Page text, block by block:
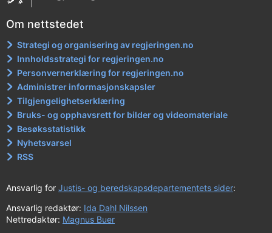
Om nettstedet
Strategi og organisering av regjeringen.no
Innholdsstrategi for regjeringen.no
Personvernerklæring for regjeringen.no
Administrer informasjonskapsler
Tilgjengelighetserklæring
Bruks- og opphavsrett for bilder og videomateriale
Besøksstatistikk
Nyhetsvarsel
RSS
Ansvarlig for Justis- og beredskapsdepartementets sider:
Ansvarlig redaktør: Ida Dahl Nilssen
Nettredaktør: Magnus Buer